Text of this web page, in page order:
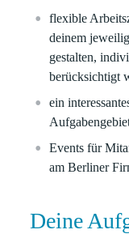
flexible
deinem
gestalten,
berücksichtigt
ein
Events für
am Berliner
Deine